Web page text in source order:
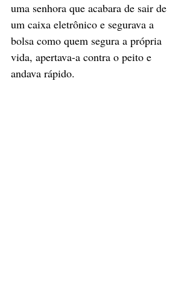
uma senhora que acabara de sair de
um caixa eletrônico e segurava a
bolsa como quem segura a própria
vida, apertava-a contra o peito e
andava rápido.